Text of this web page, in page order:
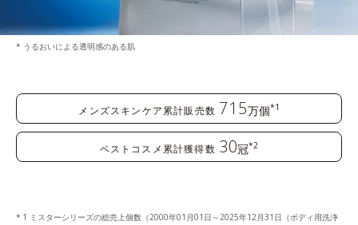
* うるおいによる透明感のある肌
メンズスキンケア累計販売数 715万個*1
ベストコスメ累計獲得数 30冠*2
1 ミスターシリーズの総売上個数（2000年01月01日～2025年12月31日（ボディ用洗浄